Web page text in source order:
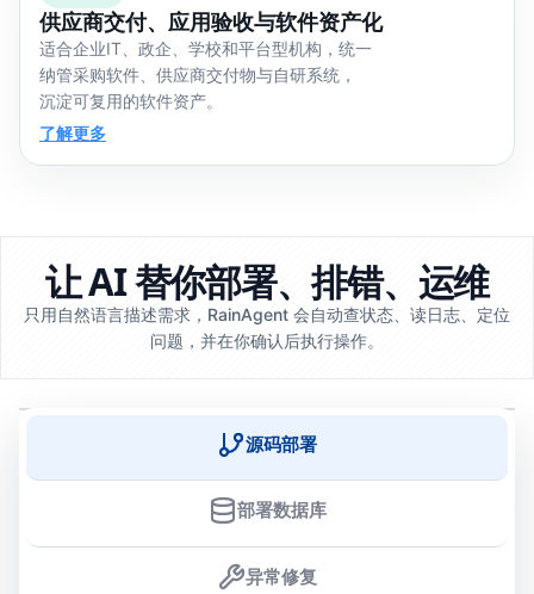
供应商交付、应用验收与软件资产化
适合企业IT、政企、学校和平台型机构，统一
纳管采购软件、供应商交付物与自研系统，
沉淀可复用的软件资产。
了解更多
让 AI 替你部署、排错、运维
只用自然语言描述需求，RainAgent 会自动查状态、读日志、定位
问题，并在你确认后执行操作。
源码部署
部署数据库
异常修复